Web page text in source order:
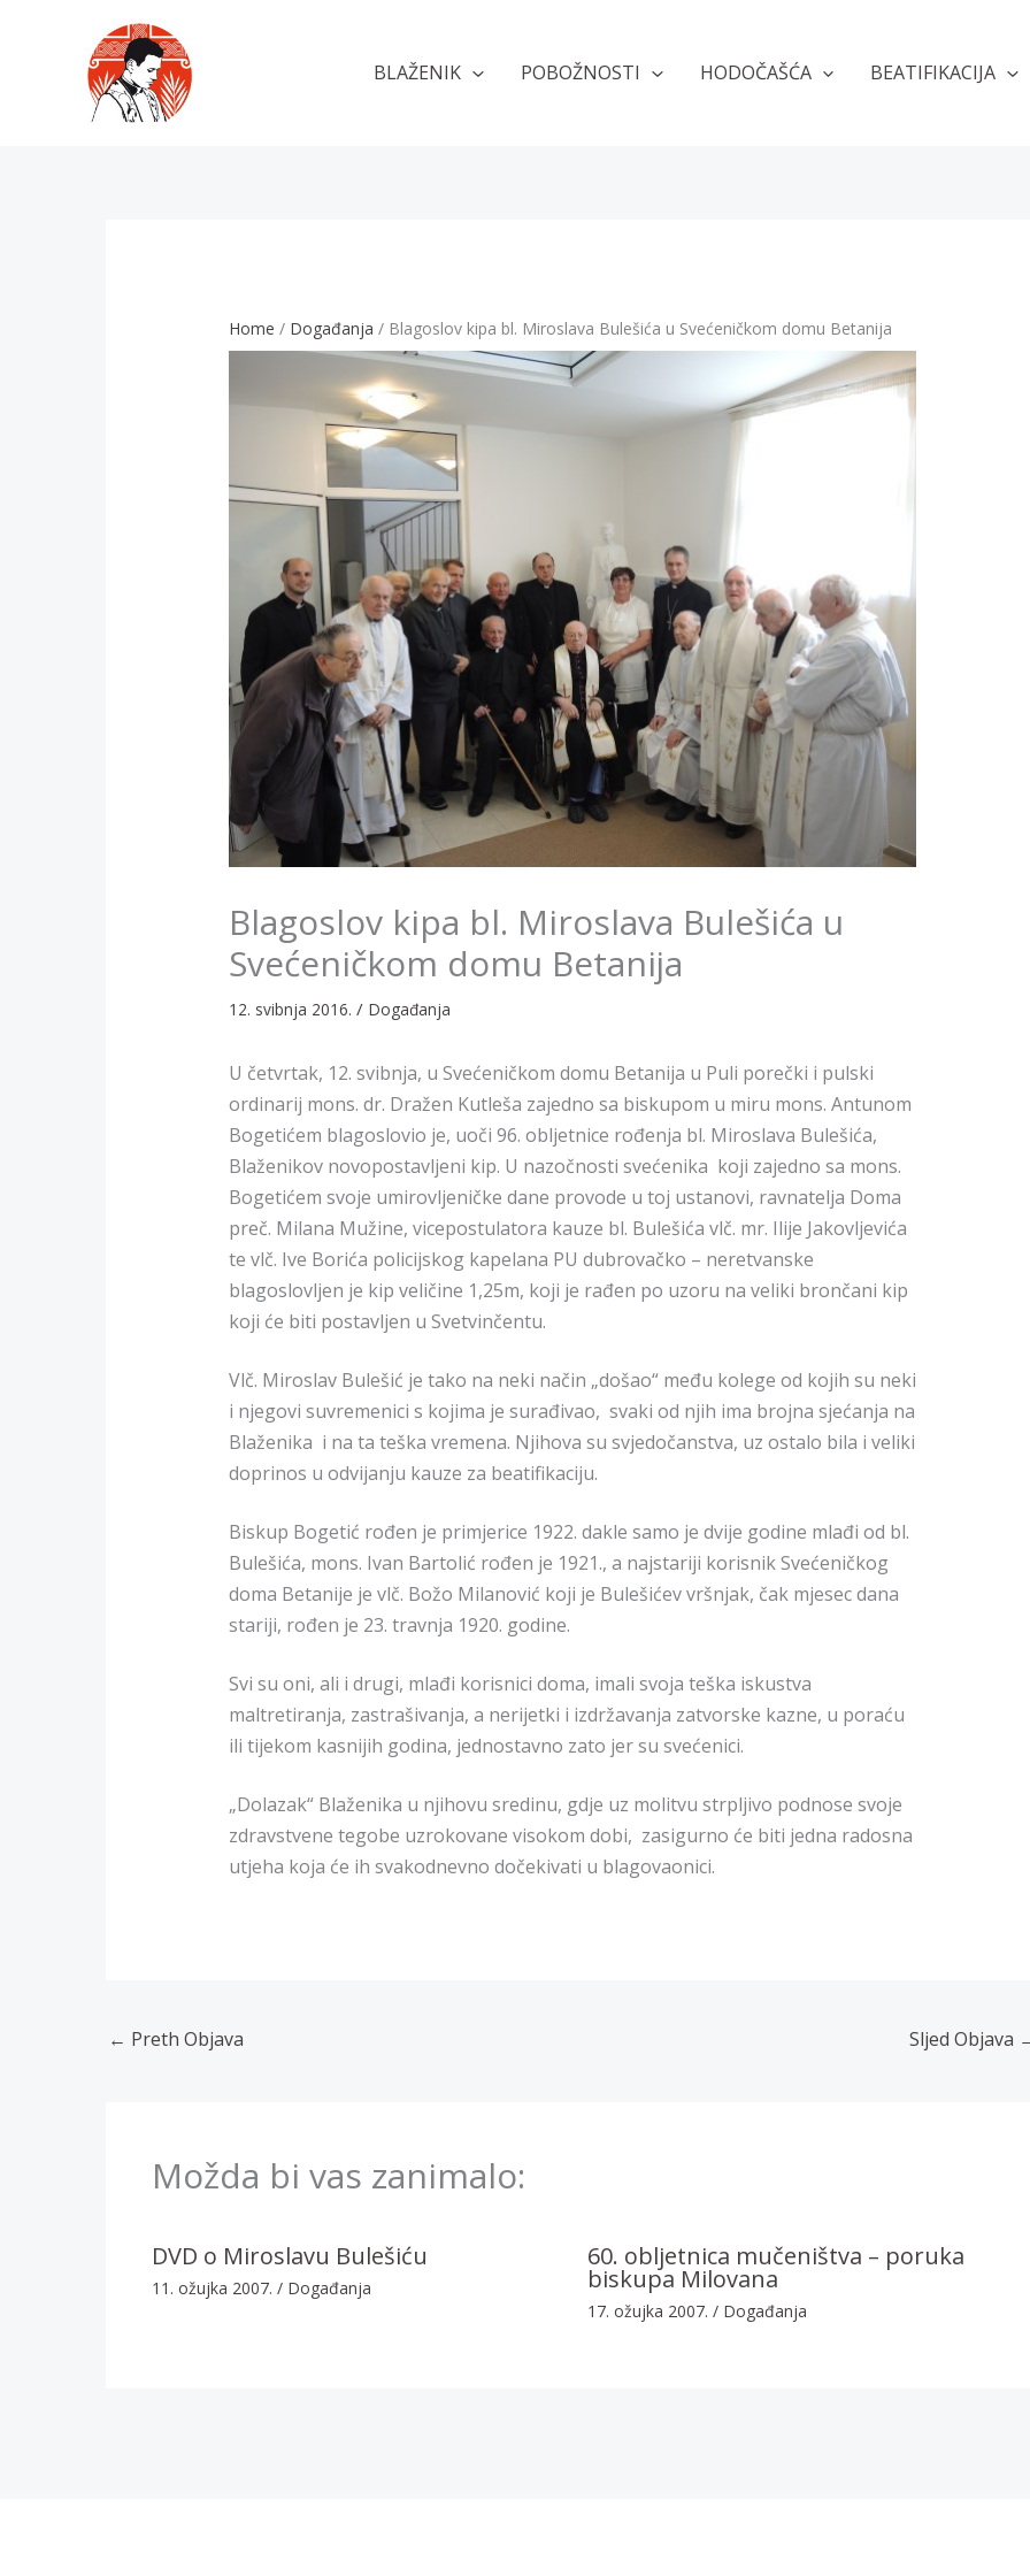
BLAŽENIK POBOŽNOSTI HODOČAŠĆA BEATIFIKACIJA
Home Događanja Blagoslov kipa bl. Miroslava Bulešića u Svećeničkom domu Betanija
Blagoslov kipa bl. Miroslava Bulešića u
Svećeničkom domu Betanija
12. svibnja 2016. / Događanja
U četvrtak, 12. svibnja, u Svećeničkom domu Betanija u Puli porečki i pulski
ordinarij mons. dr. Dražen Kutleša zajedno sa biskupom u miru mons. Antunom
Bogetićem blagoslovio je, uoči 96. obljetnice rođenja bl. Miroslava Bulešića,
Blaženikov novopostavljeni kip. U nazočnosti svećenika koji zajedno sa mons.
Bogetićem svoje umirovljeničke dane provode u toj ustanovi, ravnatelja Doma
preč. Milana Mužine, vicepostulatora kauze bl. Bulešića vlč. mr. Ilije Jakovljevića
te vlč. Ive Borića policijskog kapelana PU dubrovačko – neretvanske
blagoslovljen je kip veličine 1,25m, koji je rađen po uzoru na veliki brončani kip
koji će biti postavljen u Svetvinčentu.
Vlč. Miroslav Bulešić je tako na neki način „došao“ među kolege od kojih su neki
i njegovi suvremenici s kojima je surađivao, svaki od njih ima brojna sjećanja na
Blaženika i na ta teška vremena. Njihova su svjedočanstva, uz ostalo bila i veliki
doprinos u odvijanju kauze za beatifikaciju.
Biskup Bogetić rođen je primjerice 1922. dakle samo je dvije godine mlađi od bl.
Bulešića, mons. Ivan Bartolić rođen je 1921., a najstariji korisnik Svećeničkog
doma Betanije je vlč. Božo Milanović koji je Bulešićev vršnjak, čak mjesec dana
stariji, rođen je 23. travnja 1920. godine.
Svi su oni, ali i drugi, mlađi korisnici doma, imali svoja teška iskustva
maltretiranja, zastrašivanja, a nerijetki i izdržavanja zatvorske kazne, u poraću
ili tijekom kasnijih godina, jednostavno zato jer su svećenici.
„Dolazak“ Blaženika u njihovu sredinu, gdje uz molitvu strpljivo podnose svoje
zdravstvene tegobe uzrokovane visokom dobi, zasigurno će biti jedna radosna
utjeha koja će ih svakodnevno dočekivati u blagovaonici.
← Preth Objava Sljed Objava
Možda bi vas zanimalo:
DVD o Miroslavu Bulešiću
11. ožujka 2007. / Događanja
60. obljetnica mučeništva – poruka
biskupa Milovana
17. ožujka 2007. / Događanja